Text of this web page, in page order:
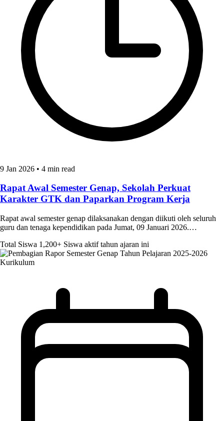
9 Jan 2026 • 4 min read
Rapat Awal Semester Genap, Sekolah Perkuat
Karakter GTK dan Paparkan Program Kerja
Rapat awal semester genap dilaksanakan dengan diikuti oleh seluruh
guru dan tenaga kependidikan pada Jumat, 09 Januari 2026.…
Total Siswa 1,200+ Siswa aktif tahun ajaran ini
Kurikulum